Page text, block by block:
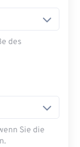
des
Sie die